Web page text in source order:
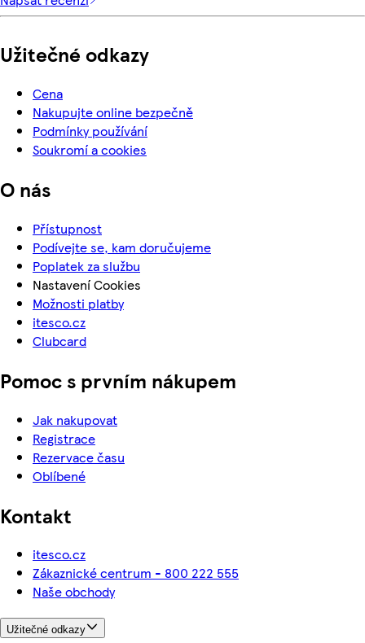
Užitečné odkazy
Cena
Nakupujte online bezpečně
Podmínky používání
Soukromí a cookies
O nás
Přístupnost
Podívejte se, kam doručujeme
Poplatek za službu
Nastavení Cookies
Možnosti platby
itesco.cz
Clubcard
Pomoc s prvním nákupem
Jak nakupovat
Registrace
Rezervace času
Oblíbené
Kontakt
itesco.cz
Zákaznické centrum - 800 222 555
Naše obchody
Užitečné odkazy